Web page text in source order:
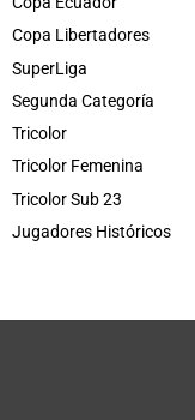
Copa Libertadores
SuperLiga
Segunda Categoría
Tricolor
Tricolor Femenina
Tricolor Sub 23
Jugadores Históricos